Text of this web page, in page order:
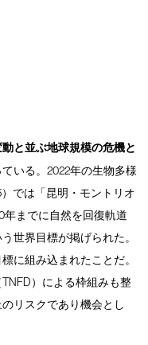
と並ぶ地球規模の危機と
いる。2022年の生物多様
では「昆明・モントリオ
までに自然を回復軌道
世界目標が掲げられた。
に組み込まれたことだ。
）による枠組みも整
リスクであり機会とし